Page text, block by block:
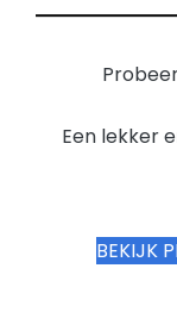
Een lekker
BEKIJK